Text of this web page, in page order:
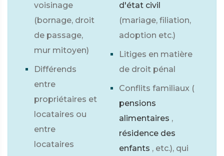
voisinage
(bornage, droit
de passage,
mur mitoyen)
Différends
entre
propriétaires et
locataires ou
entre
locataires
d'état civil
(mariage, filiation,
adoption etc.)
Litiges en matière
de droit pénal
Conflits familiaux (
pensions
alimentaires ,
résidence des
enfants , etc.), qui